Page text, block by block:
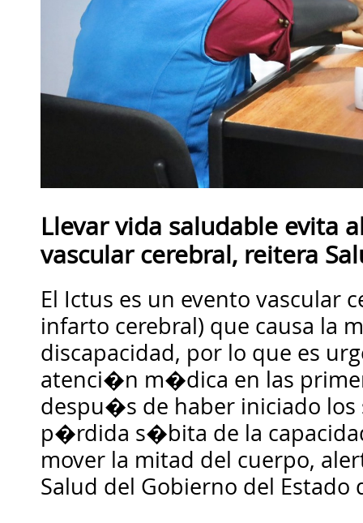
Llevar vida saludable evita
vascular cerebral, reitera
El Ictus es un evento vascular
infarto cerebral) que causa la
discapacidad, por lo que es
atenci�n m�dica en las
despu�s de haber iniciado
p�rdida s�bita de la
mover la mitad del cuerpo,
Salud del Gobierno del Estado